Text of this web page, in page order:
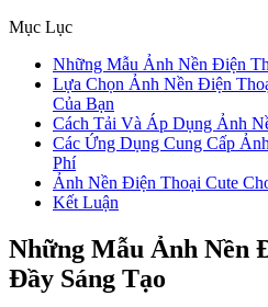
Mục Lục
Những Mẫu Ảnh Nền Điện
Lựa Chọn Ảnh Nền Điện
Của Bạn
Cách Tải Và Áp Dụng Ảnh
Các Ứng Dụng Cung Cấp
Phí
Ảnh Nền Điện Thoại Cute
Kết Luận
Những Mẫu Ảnh Nền
Đầy Sáng Tạo